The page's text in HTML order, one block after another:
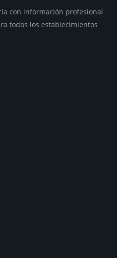
con información profesional
todos los establecimientos